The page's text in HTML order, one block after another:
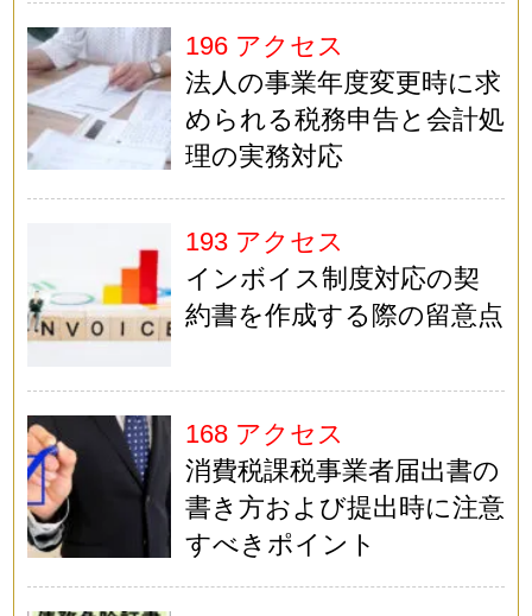
196 アクセス
法人の事業年度変更時に求
められる税務申告と会計処
理の実務対応
193 アクセス
インボイス制度対応の契
約書を作成する際の留意点
168 アクセス
消費税課税事業者届出書の
書き方および提出時に注意
すべきポイント